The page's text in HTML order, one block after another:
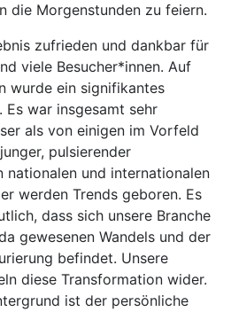
die Morgenstunden zu feiern.
zufrieden und dankbar für
viele Besucher*innen. Auf
wurde ein signifikantes
Es war insgesamt sehr
als von einigen im Vorfeld
pulsierender
und internationalen
werden Trends geboren. Es
dass sich unsere Branche
gewesenen Wandels und der
befindet. Unsere
diese Transformation wider.
ist der persönliche